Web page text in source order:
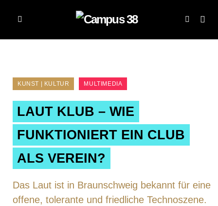
KUNST | KULTUR MULTIMEDIA
LAUT KLUB – WIE
FUNKTIONIERT EIN CLUB
ALS VEREIN?
Das Laut ist in Braunschweig bekannt für eine
offene, tolerante und friedliche Technoszene.